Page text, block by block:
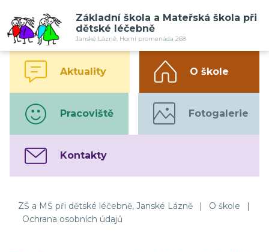
Základní škola a Mateřská škola při
dětské léčebně
Janské Lázně, Horní promenáda 268
Aktuality O škole
Pracoviště Fotogalerie
Kontakty
ZŠ a MŠ při dětské léčebně, Janské Lázně | O škole
|
Ochrana osobních údajů